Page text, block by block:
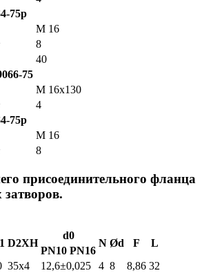
75р
М 16
8
40
75
М 16х130
4
75р
М 16
8
присоединительного фланца
D2XH
d0
N Ød F L
PN10 PN16
35х4 12,6±0,025 4 8 8,86 32